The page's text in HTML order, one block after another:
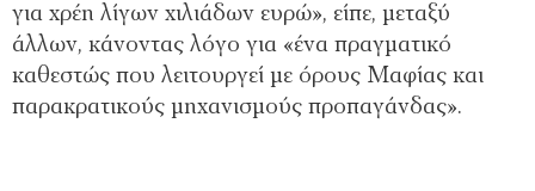
για χρέη λίγων χιλιάδων ευρώ», είπε, μεταξύ
άλλων, κάνοντας λόγο για «ένα πραγματικό
καθεστώς που λειτουργεί με όρους Μαφίας και
παρακρατικούς μηχανισμούς προπαγάνδας».